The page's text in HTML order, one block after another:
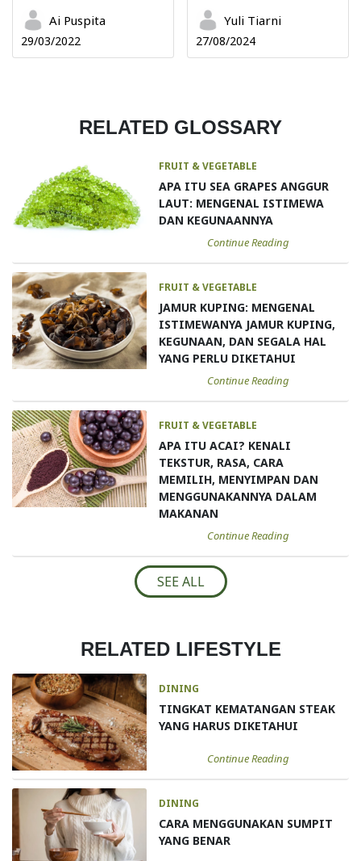
Ai Puspita
29/03/2022
Yuli Tiarni
27/08/2024
RELATED GLOSSARY
FRUIT & VEGETABLE
APA ITU SEA GRAPES ANGGUR
LAUT: MENGENAL ISTIMEWA
DAN KEGUNAANNYA
Continue Reading
FRUIT & VEGETABLE
JAMUR KUPING: MENGENAL
ISTIMEWANYA JAMUR KUPING,
KEGUNAAN, DAN SEGALA HAL
YANG PERLU DIKETAHUI
Continue Reading
FRUIT & VEGETABLE
APA ITU ACAI? KENALI
TEKSTUR, RASA, CARA
MEMILIH, MENYIMPAN DAN
MENGGUNAKANNYA DALAM
MAKANAN
Continue Reading
SEE ALL
RELATED LIFESTYLE
DINING
TINGKAT KEMATANGAN STEAK
YANG HARUS DIKETAHUI
Continue Reading
DINING
CARA MENGGUNAKAN SUMPIT
YANG BENAR